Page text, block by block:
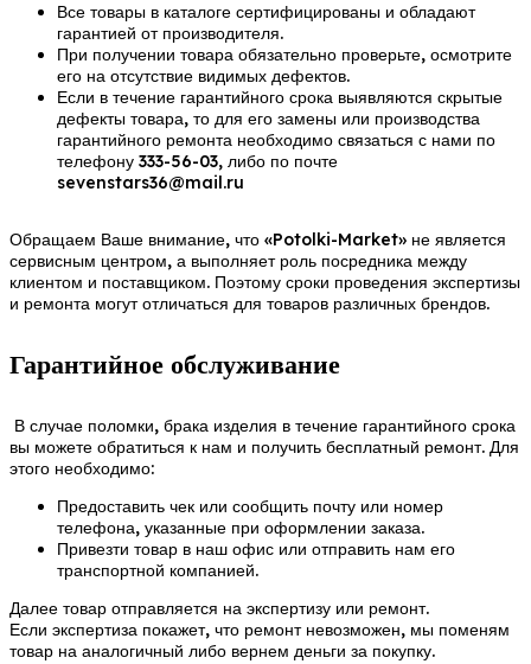
Все товары в каталоге сертифицированы и обладают
гарантией от производителя.
При получении товара обязательно проверьте, осмотрите
его на отсутствие видимых дефектов.
Если в течение гарантийного срока выявляются скрытые
дефекты товара, то для его замены или производства
гарантийного ремонта необходимо связаться с нами по
телефону 333-56-03, либо по почте
sevenstars36@mail.ru
Обращаем Ваше внимание, что «Potolki-Market» не является
сервисным центром, а выполняет роль посредника между
клиентом и поставщиком. Поэтому сроки проведения экспертизы
и ремонта могут отличаться для товаров различных брендов.
Гарантийное обслуживание
В случае поломки, брака изделия в течение гарантийного срока
вы можете обратиться к нам и получить бесплатный ремонт. Для
этого необходимо:
Предоставить чек или сообщить почту или номер
телефона, указанные при оформлении заказа.
Привезти товар в наш офис или отправить нам его
транспортной компанией.
Далее товар отправляется на экспертизу или ремонт.
Если экспертиза покажет, что ремонт невозможен, мы поменям
товар на аналогичный либо вернем деньги за покупку.